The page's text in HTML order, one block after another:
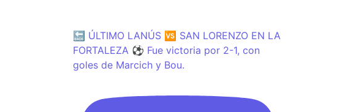
🔙 ÚLTIMO LANÚS 🆚 SAN LORENZO EN LA
FORTALEZA ⚽️ Fue victoria por 2-1, con
goles de Marcich y Bou.